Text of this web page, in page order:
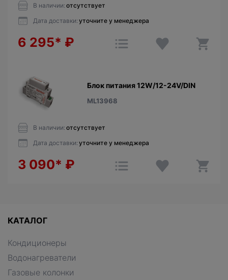
В наличии: отсутствует
Дата доставки: уточните у менеджера
6 295* ₽
Блок питания 12W/12-24V/DIN
ML13968
В наличии: отсутствует
Дата доставки: уточните у менеджера
3 090* ₽
КАТАЛОГ
Кондиционеры
Водонагреватели
Газовые колонки